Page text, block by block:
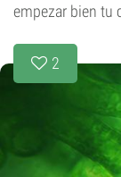
empezar bien tu
2